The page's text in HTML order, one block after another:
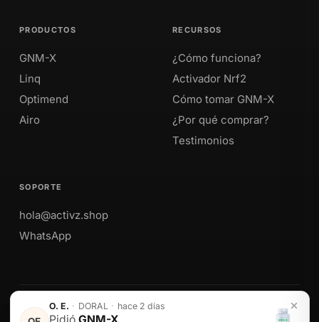
O. E. · DORAL · hace 2 días
PRODUCTOS
GNM-X
Linq
Optimend
Airo
RECURSOS
¿Cómo funciona?
Activador Nrf2
Cómo tomar GNM-X
¿Por qué comprar?
Testimonios
SOPORTE
hola@activz.shop
WhatsApp
Envíos a Perú · México · EE. UU. · Colombia · Ecuador